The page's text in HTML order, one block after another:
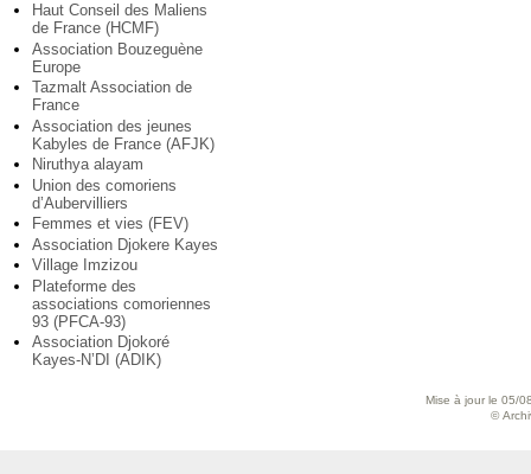
Haut Conseil des Maliens
de France (HCMF)
Association Bouzeguène
Europe
Tazmalt Association de
France
Association des jeunes
Kabyles de France (AFJK)
Niruthya alayam
Union des comoriens
d’Aubervilliers
Femmes et vies (FEV)
Association Djokere Kayes
Village Imzizou
Plateforme des
associations comoriennes
93 (PFCA-93)
Association Djokoré
Kayes-N’DI (ADIK)
Mise à jour le 05/
©